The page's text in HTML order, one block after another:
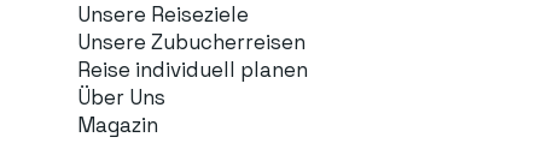
Unsere Reiseziele
Unsere Zubucherreisen
Reise individuell planen
Über Uns
Magazin